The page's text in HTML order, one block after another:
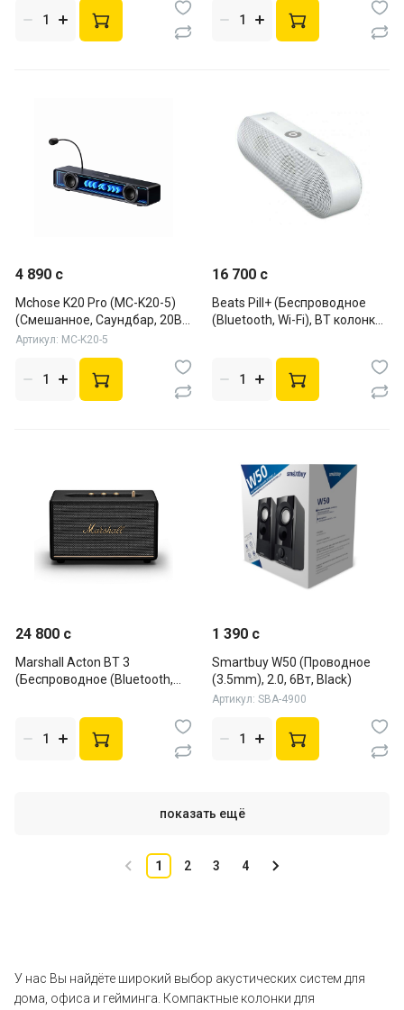
4 890 c
Mchose K20 Pro (MC-K20-5)
(Смешанное, Саундбар, 20Вт,
Black)
Артикул: MC-K20-5
16 700 c
Beats Pill+ (Беспроводное
(Bluetooth, Wi-Fi), BT колонка,
24 800 c
Marshall Acton BT 3
(Беспроводное (Bluetooth,
1 390 c
Smartbuy W50 (Проводное
(3.5mm), 2.0, 6Вт, Black)
Артикул: SBA-4900
показать ещё
1 2 3 4
У нас Вы найдёте широкий выбор акустических систем для
дома, офиса и гейминга. Компактные колонки для